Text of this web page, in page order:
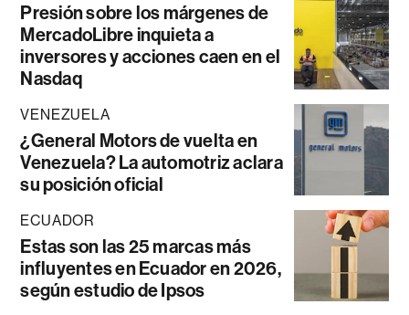
Presión sobre los márgenes de
MercadoLibre inquieta a
inversores y acciones caen en el
Nasdaq
VENEZUELA
¿General Motors de vuelta en
Venezuela? La automotriz aclara
su posición oficial
ECUADOR
Estas son las 25 marcas más
influyentes en Ecuador en 2026,
según estudio de Ipsos